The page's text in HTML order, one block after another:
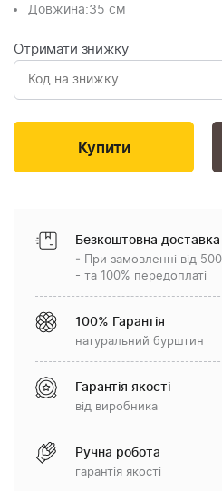
Довжина:35 см
Отримати знижку
Безкоштовна доставка
- При замовленні від
- та 100% передоплаті
100% Гарантія
натуральний бурштин
Гарантія якості
від виробника
Ручна робота
гарантія якості